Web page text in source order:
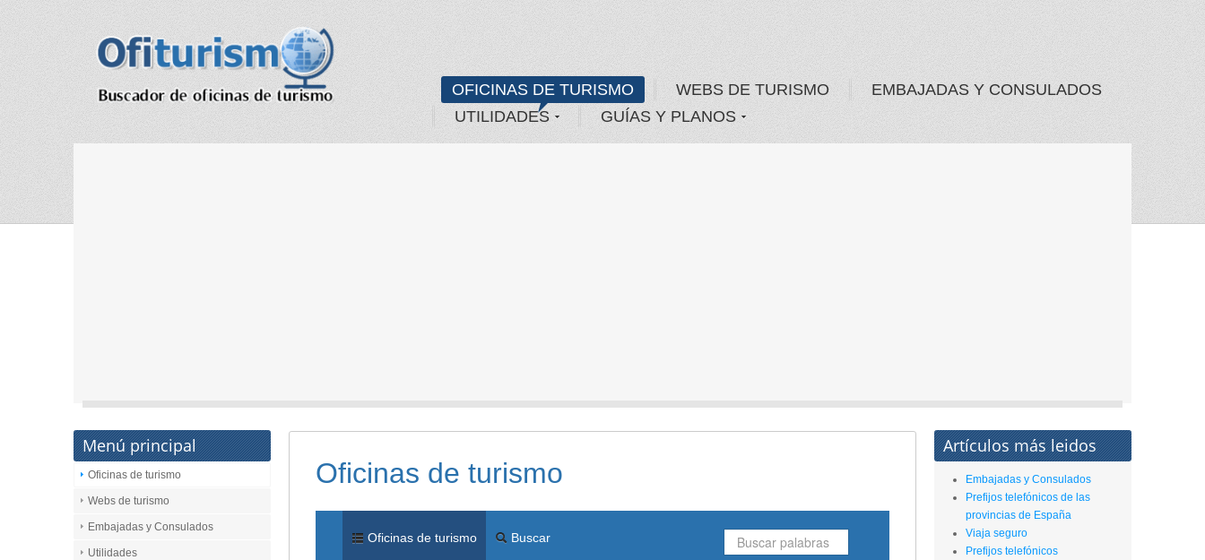
OFICINAS DE TURISMO WEBS DE TURISMO
EMBAJADAS Y CONSULADOS
UTILIDADES
GUÍAS Y PLANOS
Oficinas de turismo
Oficinas de turismo Buscar
Menú principal
Oficinas de turismo
Webs de turismo
Embajadas y Consulados
Utilidades
Artículos más leidos
Embajadas y Consulados
Prefijos telefónicos de las
provincias de España
Viaja seguro
Prefijos telefónicos